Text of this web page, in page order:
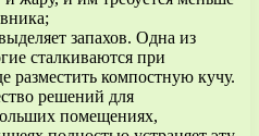
запахов. Одна из
сталкиваются при
разместить компостную кучу.
решений для
помещениях,